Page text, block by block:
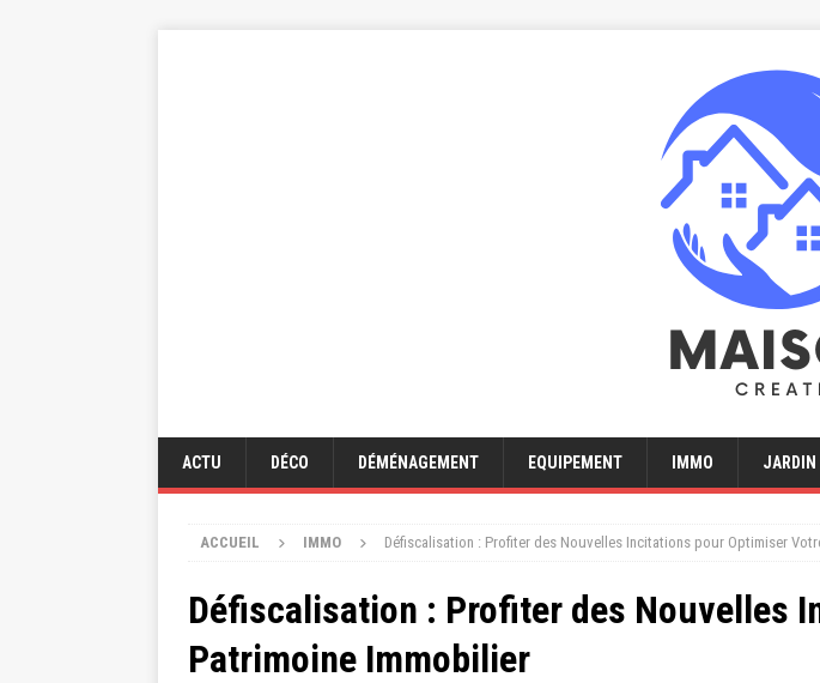
ACTU DÉCO DÉMÉNAGEMENT EQUIPEMENT IMMO JARDIN
ACCUEIL IMMO Défiscalisation : Profiter des Nouvelles Incitations pour Optimiser
Défiscalisation : Profiter des Nouvelles
Patrimoine Immobilier